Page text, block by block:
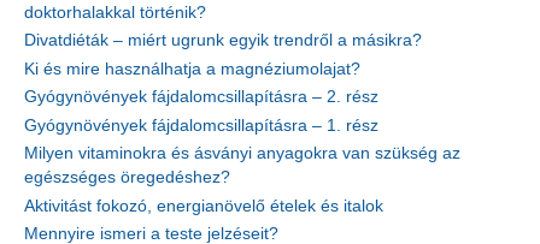
doktorhalakkal történik?
Divatdiéták – miért ugrunk egyik trendről a másikra?
Ki és mire használhatja a magnéziumolajat?
Gyógynövények fájdalomcsillapításra – 2. rész
Gyógynövények fájdalomcsillapításra – 1. rész
Milyen vitaminokra és ásványi anyagokra van szükség az
egészséges öregedéshez?
Aktivitást fokozó, energianövelő ételek és italok
Mennyire ismeri a teste jelzéseit?